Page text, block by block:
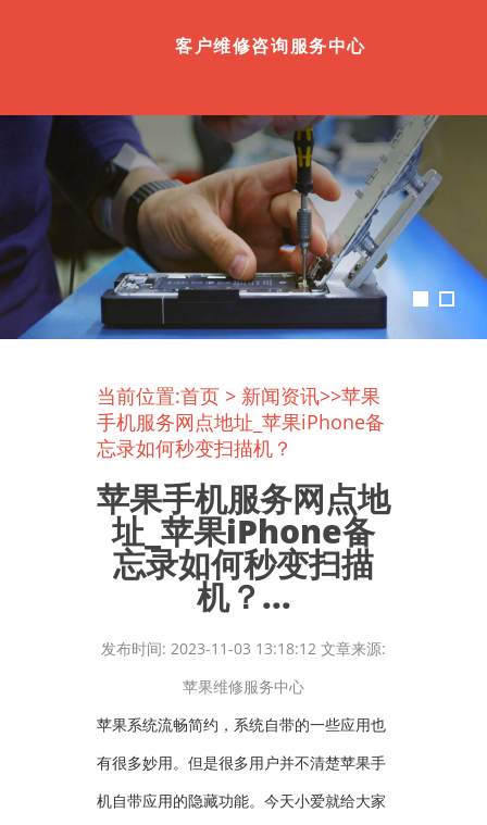
客户维修咨询服务中心
当前位置:首页 > 新闻资讯>>苹果
手机服务网点地址_苹果iPhone备
忘录如何秒变扫描机？
苹果手机服务网点地
址_苹果iPhone备
忘录如何秒变扫描
机？...
发布时间: 2023-11-03 13:18:12 文章来源:
苹果维修服务中心
苹果系统流畅简约，系统自带的一些应用也
有很多妙用。但是很多用户并不清楚苹果手
机自带应用的隐藏功能。今天小爱就给大家